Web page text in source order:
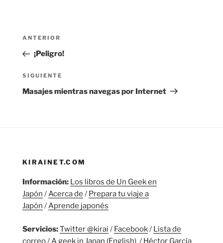
Navegación
entradas
Entrada
anterior:
ANTERIOR
¡Peligro!
Siguiente
entrada
SIGUIENTE
Masajes mientras navegas por Internet
KIRAINET.COM
Información: Los libros de Un Geek en
Japón /Acerca de / Prepara tu viaje a
Japón /Aprende japonés
Servicios:Twitter @kirai / Facebook/ Lista de
correo/ A geek in Japan (English) / Héctor García